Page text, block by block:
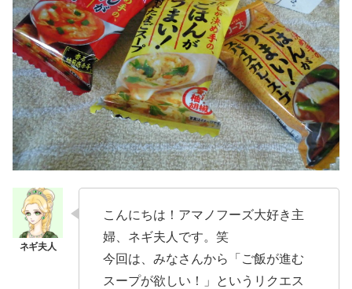
こんにちは！アマノフーズ大好き主
婦、ネギ夫人です。笑
今回は、みなさんから「ご飯が進む
スープが欲しい！」というリクエス